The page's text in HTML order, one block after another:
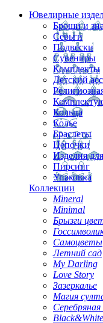
Ювелирные
Броши и
Серьги
Подвески
Сувениры
Комплекты
Детский
Кольца
Колье
Браслеты
Цепочки
Изделия
Пирсинг
Упаковка
Коллекции
Mineral
Minimal
Брызги
Самоцветы
Летний сад
My Darling
Love Story
Зазеркалье
Магия
Black&White